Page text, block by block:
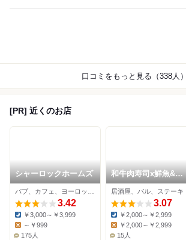
口コミをもっと見る（338人）
[PR] 近くのお店
シャーロックホームズ
3.42
Dinner:
￥3,000～￥3,999
～￥999
175人
和牛肉寿司x鮮魚&熟
成肉が堪能できる 3H
全品食べ飲み放題 個
室バル ノウ家 八王子
店
居酒屋、バル、ステーキ
3.07
Dinner:
￥2,000～￥2,999
Lunch:
￥2,000～￥2,999
15人